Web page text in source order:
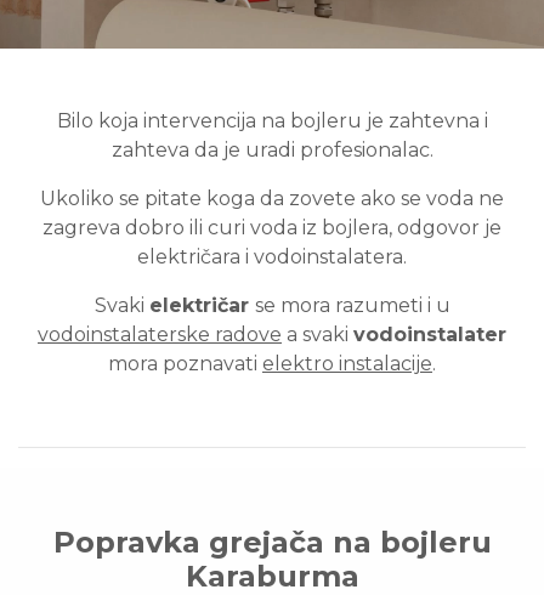
Bilo koja intervencija na bojleru je zahtevna i
zahteva da je uradi profesionalac.
Ukoliko se pitate koga da zovete ako se voda ne
zagreva dobro ili curi voda iz bojlera, odgovor je
električara i vodoinstalatera.
Svaki električar se mora razumeti i u
vodoinstalaterske radove a svaki vodoinstalater
mora poznavati elektro instalacije.
Popravka grejača na bojleru
Karaburma